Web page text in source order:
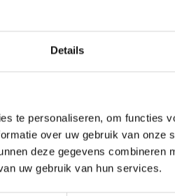
Details
te personaliseren, om functies
over uw gebruik van onze
deze gegevens combineren
uw gebruik van hun services.